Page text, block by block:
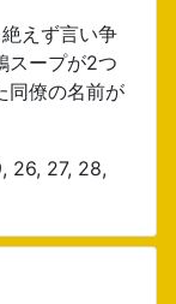
えず言い争
スープが2つ
同僚の名前が
26, 27, 28,